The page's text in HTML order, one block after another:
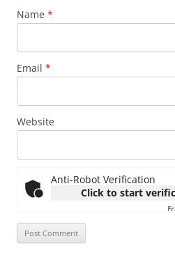
Name *
Email *
Website
Anti-Robot Verification
Click to start